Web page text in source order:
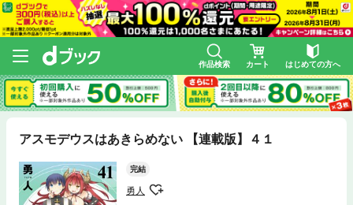
作品検索 カート はじめての方へ
アスモデウスはあきらめない 【連載版】４１
完結
勇人